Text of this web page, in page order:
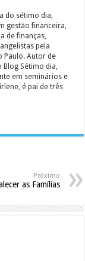
do sétimo dia,
gestão financeira,
de finanças,
pela
Paulo. Autor de
Blog Sétimo dia,
em seminários e
é pai de três
Próximo
as Famílias